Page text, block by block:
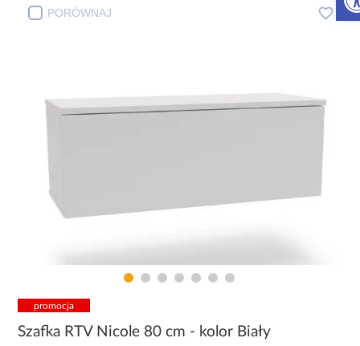
PORÓWNAJ
promocja
Szafka RTV Nicole 80 cm - kolor Biały